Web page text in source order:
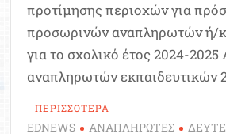
προτίμησης περιοχών για
προσωρινών αναπληρωτών ή/
για το σχολικό έτος 2024-2025
αναπληρωτών εκπαιδευτικών
ΠΕΡΙΣΣΟΤΕΡΑ
EDNEWS ΑΝΑΠΛΗΡΩΤΕΣ